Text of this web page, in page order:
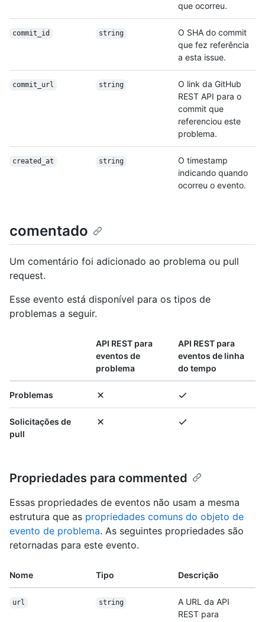
que ocorreu.
commit_id string
O SHA do commit
que fez referência
a esta issue.
commit_url string
O link da GitHub
REST API para o
commit que
referenciou este
problema.
created_at string
O timestamp
indicando quando
ocorreu o evento.
comentado
Um comentário foi adicionado ao problema ou pull
request.
Esse evento está disponível para os tipos de
problemas a seguir.
API REST para
eventos de
problema
API REST para
eventos de linha
do tempo
Problemas
Solicitações de
pull
Propriedades para commented
Essas propriedades de eventos não usam a mesma
estrutura que as propriedades comuns do objeto de
evento de problema. As seguintes propriedades são
retornadas para este evento.
Nome Tipo Descrição
url string
A URL da API
REST para